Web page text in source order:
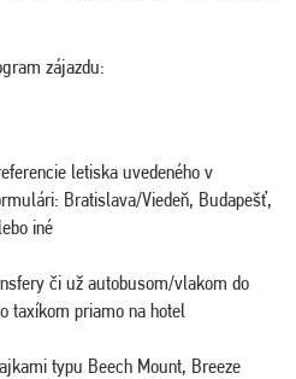
zájazdu:
letiska uvedeného v
Bratislava/Viedeň, Budapešť,
iné
či už autobusom/vlakom do
taxíkom priamo na hotel
typu Beech Mount, Breeze